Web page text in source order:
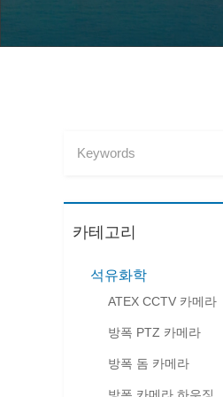
카테고리
석유화학
ATEX CCTV 카메라
방폭 PTZ 카메라
방폭 돔 카메라